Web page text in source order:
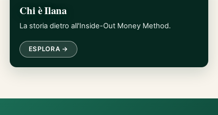
Chi è Ilana
La storia dietro all'Inside-Out Money Method.
ESPLORA →